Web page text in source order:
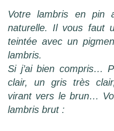
Votre lambris en pin
naturelle.
Il vous faut
teintée avec un
lambris.
Si j’ai bien compris…
clair, un gris très
virant vers le brun…
lambris brut :